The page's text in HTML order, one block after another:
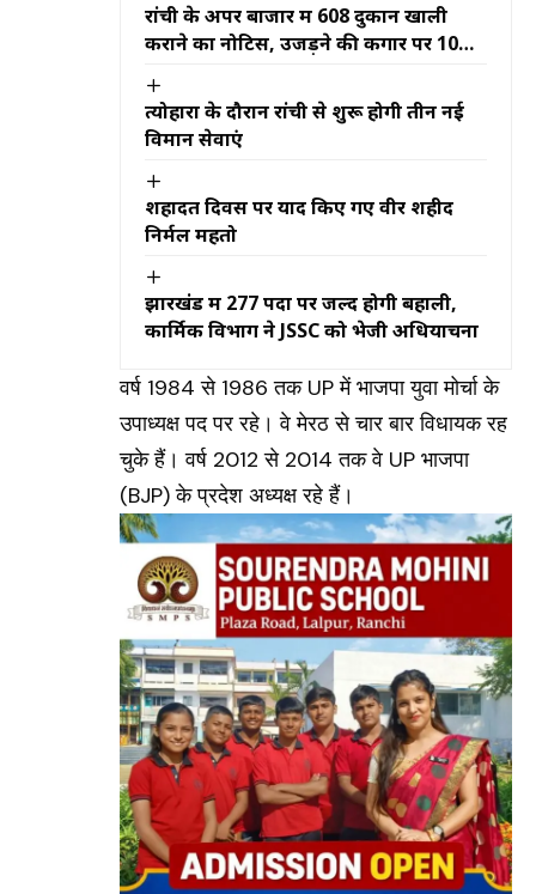
रांची के अपर बाजार में 608 दुकानें खाली
कराने का नोटिस, उजड़ने की कगार पर 10
त्योहारों के दौरान रांची से शुरू होगी तीन नई
विमान सेवाएं
शहादत दिवस पर याद किए गए वीर शहीद
निर्मल महतो
झारखंड में 277 पदों पर जल्द होगी बहाली,
कार्मिक विभाग ने JSSC को भेजी अधियाचना
वर्ष 1984 से 1986 तक UP में भाजपा युवा मोर्चा के
उपाध्यक्ष पद पर रहे। वे मेरठ से चार बार विधायक रह
चुके हैं। वर्ष 2012 से 2014 तक वे UP भाजपा
(BJP) के प्रदेश अध्यक्ष रहे हैं।